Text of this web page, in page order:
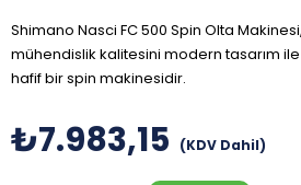
Shimano Nasci FC 500 Spin Olta
mühendislik kalitesini modern tasarım
hafif bir spin makinesidir.
₺7.983,15 (KDV Dahil)